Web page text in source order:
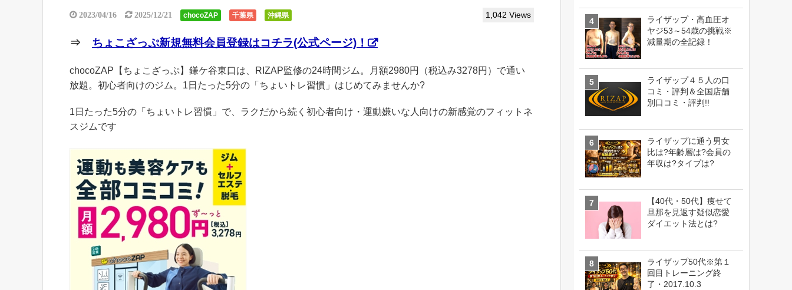
2023/04/16 2025/12/21 chocoZAP 千葉県 沖縄県 1,042 Views
⇒ ちょこざっぷ新規無料会員登録はコチラ(公式ページ)！
chocoZAP【ちょこざっぷ】鎌ケ谷東口は、RIZAP監修の24時間ジム。月額2980円（税込み3278円）で通い
放題。初心者向けのジム。1日たった5分の「ちょいトレ習慣」はじめてみませんか?
1日たった5分の「ちょいトレ習慣」で、ラクだから続く初心者向け・運動嫌いな人向けの新感覚のフィットネ
スジムです
ライザップ・高血圧オ
ヤジ53～54歳の挑戦※
減量期の全記録！
ライザップ４５人の口
コミ・評判＆全国店舗
別口コミ・評判!!
ライザップに通う男女
比は?年齢層は?会員の
年収は?タイプは?
【40代・50代】痩せて
旦那を見返す疑似恋愛
ダイエット法とは?
ライザップ50代※第１
回目トレーニング終
了・2017.10.3